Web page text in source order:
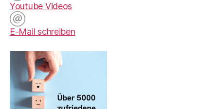
Youtube Videos
E-Mail schreiben